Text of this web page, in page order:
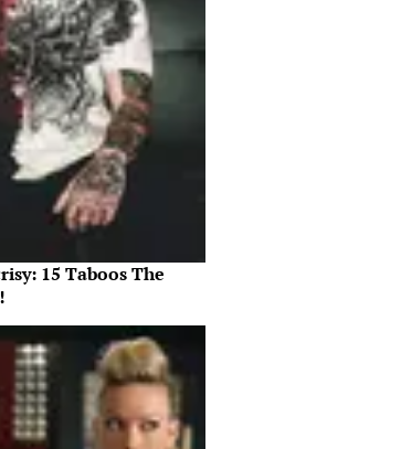
15 Taboos The